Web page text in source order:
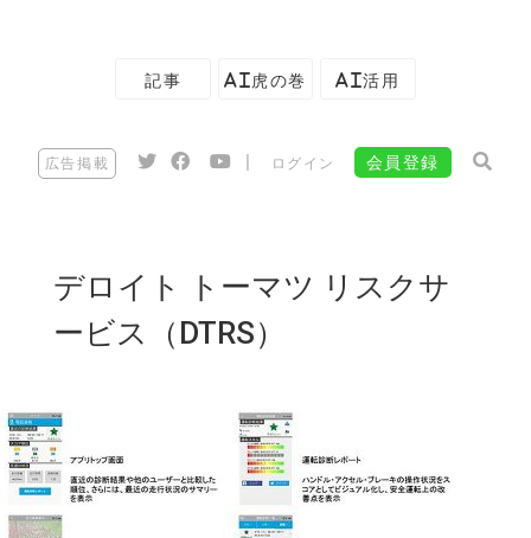
記事 AI虎の巻 AI活用
広告掲載 ログイン 会員登録
デロイト トーマツ リスクサ
ービス（DTRS）